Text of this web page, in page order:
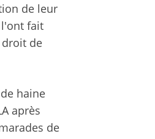
de leur
fait
droit de
haine
après
de